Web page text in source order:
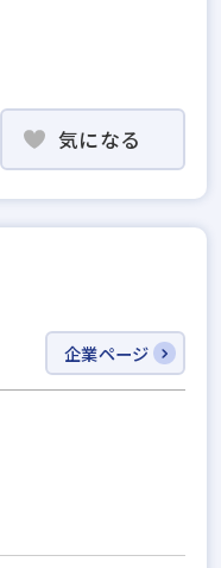
気になる
企業ページ